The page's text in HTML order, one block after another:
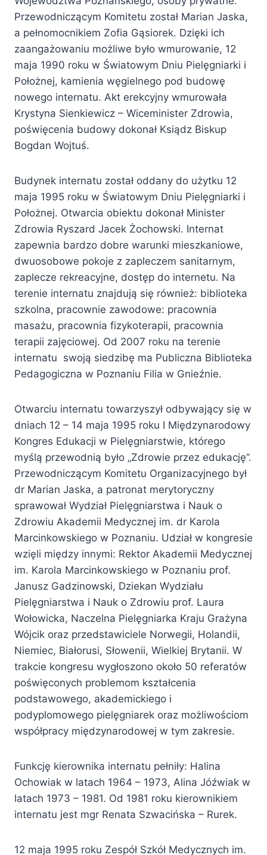
Przewodniczącym Komitetu został Marian Jaska,
a pełnomocnikiem Zofia Gąsiorek. Dzięki ich
zaangażowaniu możliwe było wmurowanie, 12
maja 1990 roku w Światowym Dniu Pielęgniarki i
Położnej, kamienia węgielnego pod budowę
nowego internatu. Akt erekcyjny wmurowała
Krystyna Sienkiewicz – Wiceminister Zdrowia,
poświęcenia budowy dokonał Ksiądz Biskup
Bogdan Wojtuś.
Budynek internatu został oddany do użytku 12
maja 1995 roku w Światowym Dniu Pielęgniarki i
Położnej. Otwarcia obiektu dokonał Minister
Zdrowia Ryszard Jacek Żochowski. Internat
zapewnia bardzo dobre warunki mieszkaniowe,
dwuosobowe pokoje z zapleczem sanitarnym,
zaplecze rekreacyjne, dostęp do internetu. Na
terenie internatu znajdują się również: biblioteka
szkolna, pracownie zawodowe: pracownia
masażu, pracownia fizykoterapii, pracownia
terapii zajęciowej. Od 2007 roku na terenie
internatu swoją siedzibę ma Publiczna Biblioteka
Pedagogiczna w Poznaniu Filia w Gnieźnie.
Otwarciu internatu towarzyszył odbywający się w
dniach 12 – 14 maja 1995 roku I Międzynarodowy
Kongres Edukacji w Pielęgniarstwie, którego
myślą przewodnią było „Zdrowie przez edukację”.
Przewodniczącym Komitetu Organizacyjnego był
dr Marian Jaska, a patronat merytoryczny
sprawował Wydział Pielęgniarstwa i Nauk o
Zdrowiu Akademii Medycznej im. dr Karola
Marcinkowskiego w Poznaniu. Udział w kongresie
wzięli między innymi: Rektor Akademii Medycznej
im. Karola Marcinkowskiego w Poznaniu prof.
Janusz Gadzinowski, Dziekan Wydziału
Pielęgniarstwa i Nauk o Zdrowiu prof. Laura
Wołowicka, Naczelna Pielęgniarka Kraju Grażyna
Wójcik oraz przedstawiciele Norwegii, Holandii,
Niemiec, Białorusi, Słowenii, Wielkiej Brytanii. W
trakcie kongresu wygłoszono około 50 referatów
poświęconych problemom kształcenia
podstawowego, akademickiego i
podyplomowego pielęgniarek oraz możliwościom
współpracy międzynarodowej w tym zakresie.
Funkcję kierownika internatu pełniły: Halina
Ochowiak w latach 1964 – 1973, Alina Jóźwiak w
latach 1973 – 1981. Od 1981 roku kierownikiem
internatu jest mgr Renata Szwacińska – Rurek.
12 maja 1995 roku Zespół Szkół Medycznych im.